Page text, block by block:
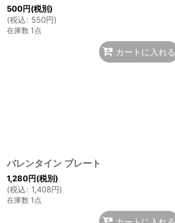
500円(税別)
(税込: 550円)
在庫数 1点
カートに入れる
バレンタイン プレート
1,280円(税別)
(税込: 1,408円)
在庫数 1点